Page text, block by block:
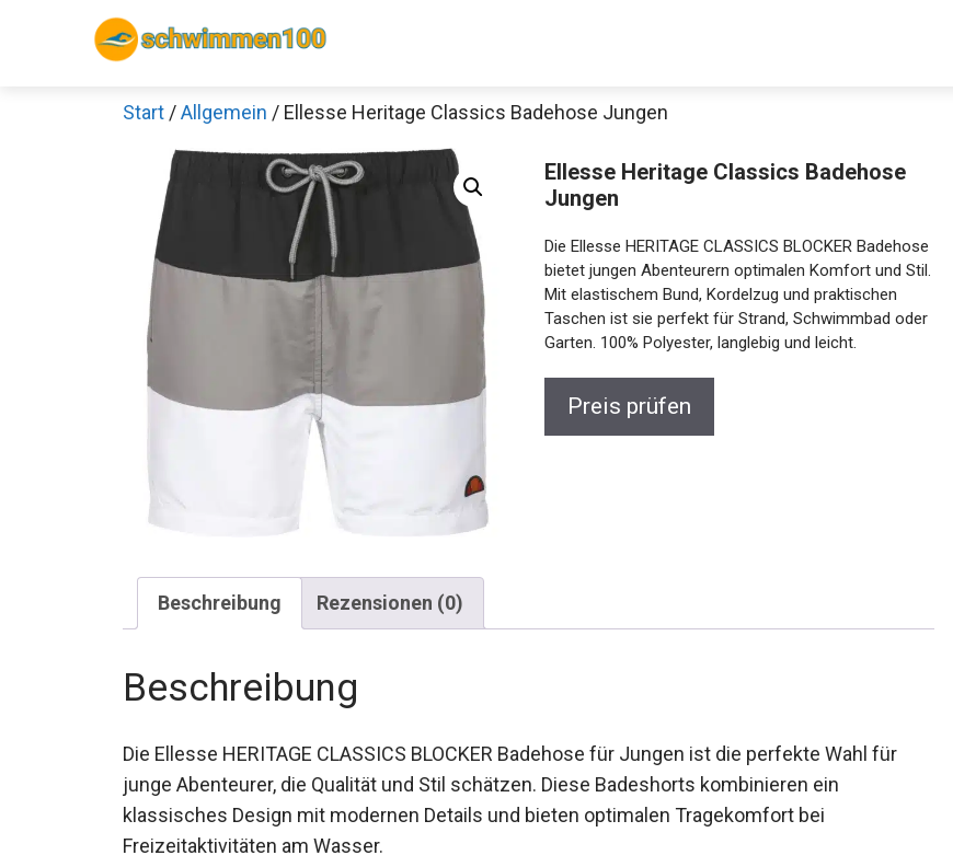
Start /Allgemein / Ellesse Heritage Classics Badehose Jungen
Ellesse Heritage Classics Badehose
Jungen
Die Ellesse HERITAGE CLASSICS BLOCKER Badehose
bietet jungen Abenteurern optimalen Komfort und Stil.
Mit elastischem Bund, Kordelzug und praktischen
Taschen ist sie perfekt für Strand, Schwimmbad oder
Garten. 100% Polyester, langlebig und leicht.
Preis prüfen
Beschreibung Rezensionen (0)
Beschreibung
Die Ellesse HERITAGE CLASSICS BLOCKER Badehose für Jungen ist die perfekte Wahl für
junge Abenteurer, die Qualität und Stil schätzen. Diese Badeshorts kombinieren ein
klassisches Design mit modernen Details und bieten optimalen Tragekomfort bei
Freizeitaktivitäten am Wasser.